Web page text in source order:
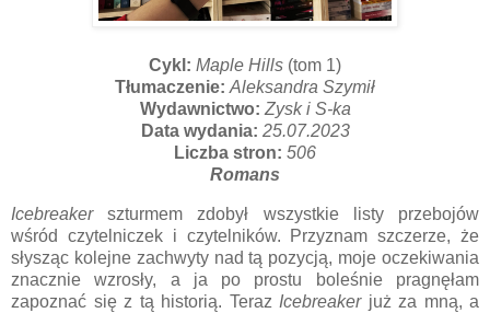
Cykl: Maple Hills (tom 1)
Tłumaczenie:Aleksandra Szymił
Wydawnictwo:Zysk i S-ka
Data wydania: 25.07.2023
Liczba stron: 506
Romans
Icebreakerszturmem zdobył wszystkie listy przebojów
wśród czytelniczek i czytelników. Przyznam szczerze, że
słysząc kolejne zachwyty nad tą pozycją, moje oczekiwania
znacznie wzrosły, a ja po prostu boleśnie pragnęłam
zapoznać się z tą historią. Teraz Icebreaker już za mną, a